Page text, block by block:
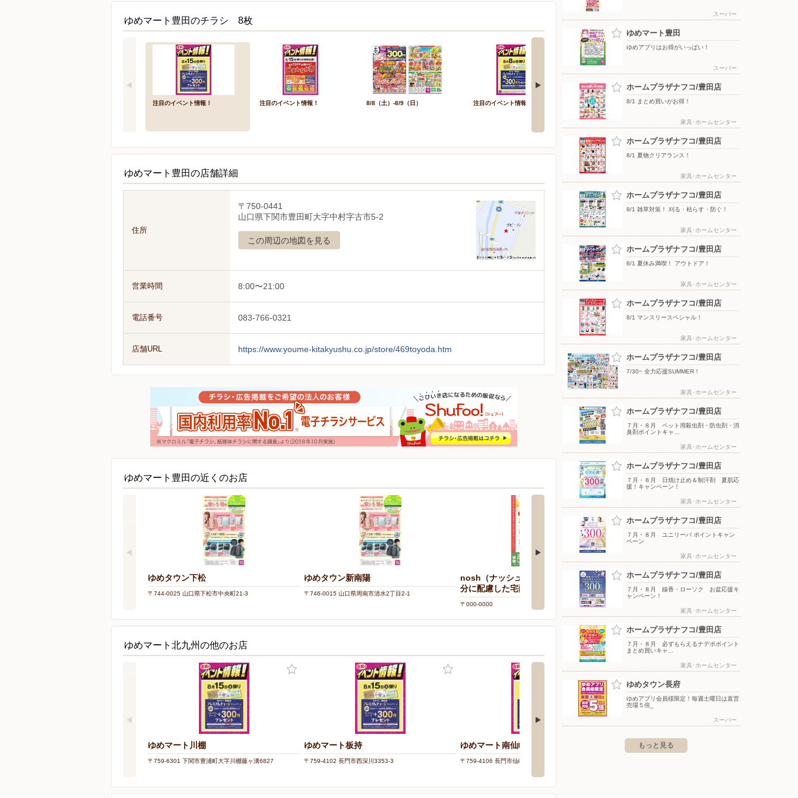
ゆめマート豊田のチラシ 8枚
注目のイベント情報！ 注目のイベント情報！ 8/8（土）-8/9（日） 注目のイベント情報！ ゆめアプリはお得がいっぱい！
クーポンの数を無制限にしまし
ゆめマート豊田の店舗詳細
住所
〒750-0441
山口県下関市豊田町大字中村字古市5-2
この周辺の地図を見る
営業時間 8:00〜21:00
電話番号 083-766-0321
店舗URL https://www.youme-kitakyushu.co.jp/store/469toyoda.htm
ゆめマート豊田の近くのお店
ゆめタウン下松
〒744-0025 山口県下松市中央町21-3
ゆめタウン新南陽
〒746-0015 山口県周南市清水2丁目2-1
nosh（ナッシュ）ヘルシー・糖質と塩
分に配慮した宅配食サイト
〒000-0000
ホームプラザナフコ/豊田店
〒750-0424 山口県下関市豊田町大字矢田537-1
ゆめマート北九州の他のお店
ゆめマート川棚
〒759-6301 下関市豊浦町大字川棚藤ヶ溝6827
ゆめマート板持
〒759-4102 長門市西深川3353-3
ゆめマート南仙崎
〒759-4106 長門市仙崎堂下854
ゆめマート新下関
スーパー
ゆめマート豊田
ゆめアプリはお得がいっぱい！
スーパー
ホームプラザナフコ/豊田店
8/1 まとめ買いがお得！
家具･ホームセンター
ホームプラザナフコ/豊田店
8/1 夏物クリアランス！
家具･ホームセンター
ホームプラザナフコ/豊田店
8/1 雑草対策！ 刈る・枯らす・防ぐ！
家具･ホームセンター
ホームプラザナフコ/豊田店
8/1 夏休み満喫！ アウトドア！
家具･ホームセンター
ホームプラザナフコ/豊田店
8/1 マンスリースペシャル！
家具･ホームセンター
ホームプラザナフコ/豊田店
7/30~ 全力応援SUMMER！
家具･ホームセンター
ホームプラザナフコ/豊田店
７月・８月 ペット用殺虫剤・防虫剤・消
臭剤ポイントキャ…
家具･ホームセンター
ホームプラザナフコ/豊田店
７月・８月 日焼け止め＆制汗剤 夏肌応
援！キャンペーン！
家具･ホームセンター
ホームプラザナフコ/豊田店
７月・８月 ユニリーバ ポイントキャン
ペーン
家具･ホームセンター
ホームプラザナフコ/豊田店
７月・８月 線香・ローソク お盆応援キ
ャンペーン！
家具･ホームセンター
ホームプラザナフコ/豊田店
７月・８月 必ずもらえるナデポポイント
まとめ買いキャ…
家具･ホームセンター
ゆめタウン長府
ゆめアプリ会員様限定！毎週土曜日は直営
売場５倍_
スーパー
もっと見る